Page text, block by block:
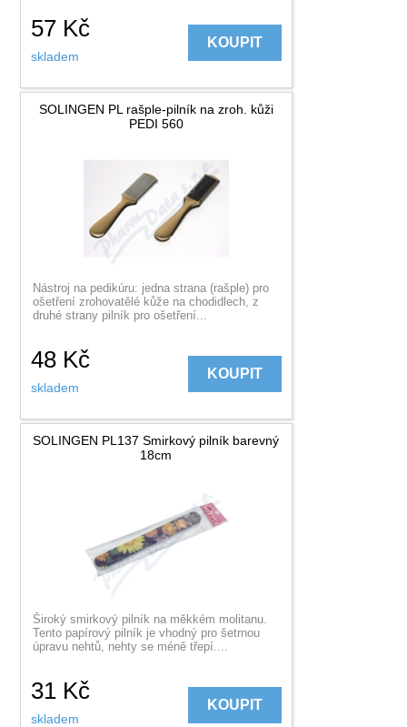
57 Kč
skladem
KOUPIT
SOLINGEN PL rašple-pilník na zroh. kůži
PEDI 560
Nástroj na pedikúru: jedna strana (rašple) pro
ošetření zrohovatělé kůže na chodidlech, z
druhé strany pilník pro ošetření...
48 Kč
skladem
KOUPIT
SOLINGEN PL137 Smirkový pilník barevný
18cm
Široký smirkový pilník na měkkém molitanu.
Tento papírový pilník je vhodný pro šetrnou
úpravu nehtů, nehty se méně třepí....
31 Kč
skladem
KOUPIT